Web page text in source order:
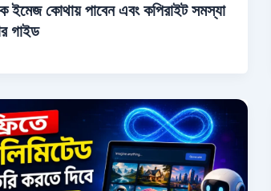
ইমেজ কোথায় পাবেন এবং কপিরাইট সমস্যা
গাইড